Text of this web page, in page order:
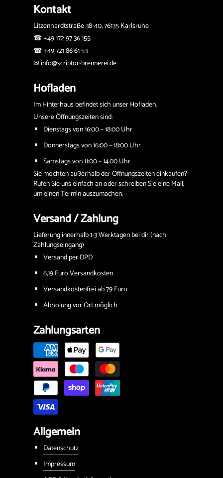
Kontakt
Litzenhardtstraße 38-40, 76135 Karlsruhe
☎ +49 172 97 36 155
☎ +49 721 86 61 53
✉info@scriptor-brennerei.de
Hofladen
Im Hinterhaus befindet sich unser Hofladen.
Unsere Öffnungszeiten sind:
Dienstags von 16:00 – 18:00 Uhr
Donnerstags von 16:00 – 18:00 Uhr
Samstags von 11:00 – 14.00 Uhr
Sie möchten außerhalb der Öffnungszeiten einkaufen?
Rufen Sie uns einfach an oder schreiben Sie eine Mail,
um einen Termin auszumachen.
Versand / Zahlung
Lieferung innerhalb 1-3 Werktagen bei dir (nach
Zahlungseingang)
Versand per DPD
6,19 Euro Versandkosten
Versandkostenfrei ab 79 Euro
Abholung vor Ort möglich
Zahlungsarten
Allgemein
Datenschutz
Impressum